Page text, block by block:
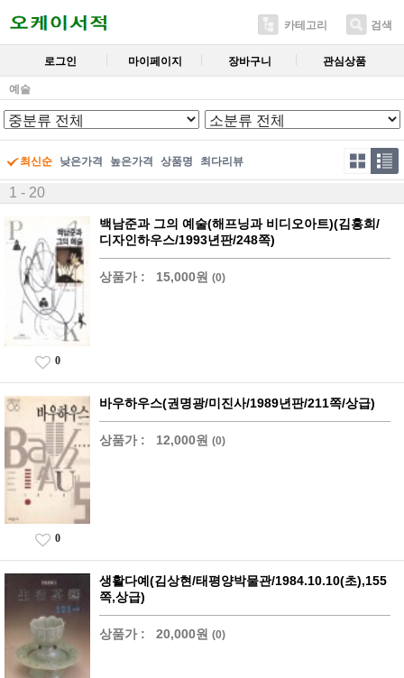
카테고리 검색
로그인 마이페이지 장바구니 관심상품
예술
최신순 낮은가격 높은가격 상품명 최다리뷰
1 - 20
백남준과 그의 예술(해프닝과 비디오아트)(김홍희/
디자인하우스/1993년판/248쪽)
상품가 : 15,000원 (0)
0
바우하우스(권명광/미진사/1989년판/211쪽/상급)
상품가 : 12,000원 (0)
0
생활다예(김상현/태평양박물관/1984.10.10(초),155
쪽,상급)
상품가 : 20,000원 (0)